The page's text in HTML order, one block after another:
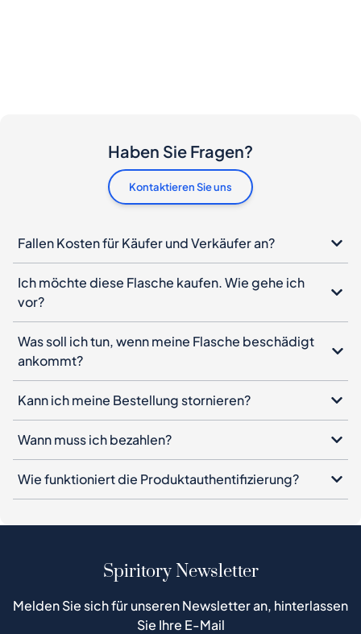
Haben Sie Fragen?
Kontaktieren Sie uns
Fallen Kosten für Käufer und Verkäufer an?
Ich möchte diese Flasche kaufen. Wie gehe ich
vor?
Was soll ich tun, wenn meine Flasche beschädigt
ankommt?
Kann ich meine Bestellung stornieren?
Wann muss ich bezahlen?
Wie funktioniert die Produktauthentifizierung?
Spiritory Newsletter
Melden Sie sich für unseren Newsletter an, hinterlassen
Sie Ihre E-Mail